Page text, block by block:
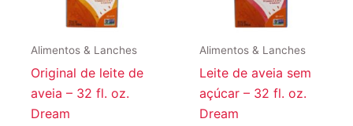
Alimentos & Lanches
Original de leite de
aveia – 32 fl. oz.
Dream
Alimentos & Lanches
Leite de aveia sem
açúcar – 32 fl. oz.
Dream